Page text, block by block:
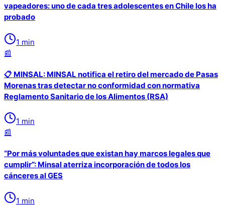
vapeadores: uno de cada tres adolescentes en Chile los ha
probado
1 min
📰
📋 MINSAL: MINSAL notifica el retiro del mercado de Pasas
Morenas tras detectar no conformidad con normativa
Reglamento Sanitario de los Alimentos (RSA)
1 min
📰
“Por más voluntades que existan hay marcos legales que
cumplir”: Minsal aterriza incorporación de todos los
cánceres al GES
1 min